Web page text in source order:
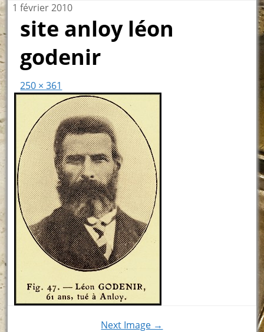
1 février 2010
site anloy léon
godenir
250 × 361
Next Image →